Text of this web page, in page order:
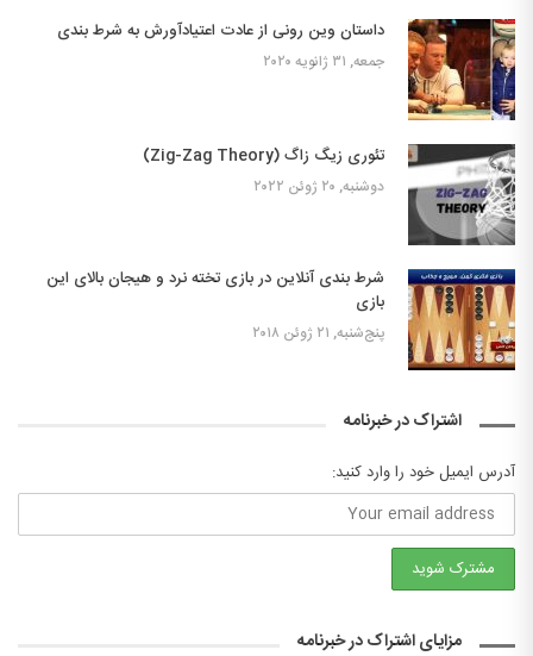
داستان وین رونی از عادت اعتیادآورش به شرط بندی
جمعه, ۳۱ ژانویه ۲۰۲۰
تئوری زیگ زاگ (Zig-Zag Theory)
دوشنبه, ۲۰ ژوئن ۲۰۲۲
شرط بندی آنلاین در بازی تخته نرد و هیجان بالای این
بازی
پنج‌شنبه, ۲۱ ژوئن ۲۰۱۸
اشتراک در خبرنامه
آدرس ایمیل خود را وارد کنید:
مزایای اشتراک در خبرنامه